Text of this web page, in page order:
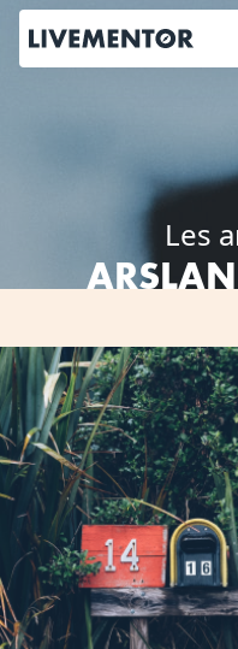
Aller
contenu
Les